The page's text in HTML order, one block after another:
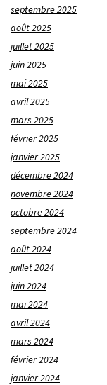
septembre 2025
août 2025
juillet 2025
juin 2025
mai 2025
avril 2025
mars 2025
février 2025
janvier 2025
décembre 2024
novembre 2024
octobre 2024
septembre 2024
août 2024
juillet 2024
juin 2024
mai 2024
avril 2024
mars 2024
février 2024
janvier 2024